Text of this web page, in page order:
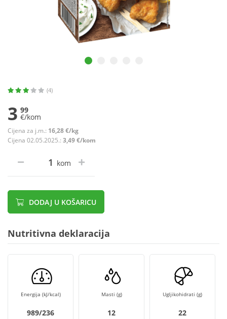
(4)
3 99
€/kom
Cijena za j.m.: 16,28 €/kg
Cijena 02.05.2025.: 3,49 €/kom
kom
DODAJ U KOŠARICU
Nutritivna deklaracija
Energija (kJ/kcal)
989/236
Masti (g)
12
Ugljikohidrati (g)
22